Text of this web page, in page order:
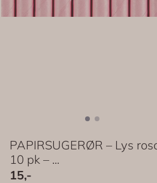
PAPIRSUGERØR – Lys
10 pk – ...
15,-